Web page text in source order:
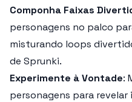
Componha Faixas
personagens no palco
misturando loops
de Sprunki.
Experimente à Vontade:
personagens para